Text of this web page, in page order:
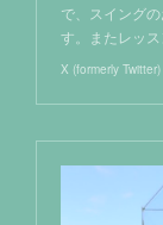
で、スイング
す。またレッ
X (formerly Twitter)